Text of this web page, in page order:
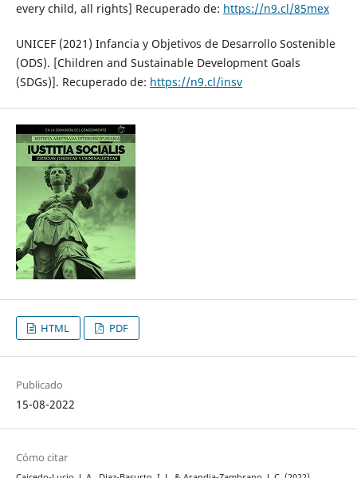
every child, all rights] Recuperado de: https://n9.cl/85mex
UNICEF (2021) Infancia y Objetivos de Desarrollo Sostenible
(ODS). [Children and Sustainable Development Goals
(SDGs)]. Recuperado de: https://n9.cl/insv
HTML PDF
Publicado
15-08-2022
Cómo citar